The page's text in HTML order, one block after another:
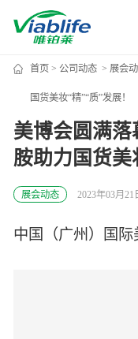
唯铂莱
公司介绍
公司团队
公司动态
加入我们
首页 > 公司动态> 展会
国货美妆“精”“质”发展！
美博会圆满
胺助力国货美
展会动态 2023年03月21
中国（广州）国际